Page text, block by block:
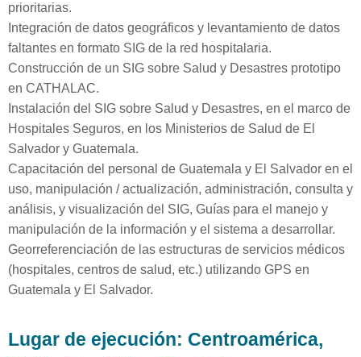
prioritarias.
Integración de datos geográficos y levantamiento de datos
faltantes en formato SIG de la red hospitalaria.
Construcción de un SIG sobre Salud y Desastres prototipo
en CATHALAC.
Instalación del SIG sobre Salud y Desastres, en el marco de
Hospitales Seguros, en los Ministerios de Salud de El
Salvador y Guatemala.
Capacitación del personal de Guatemala y El Salvador en el
uso, manipulación / actualización, administración, consulta y
análisis, y visualización del SIG, Guías para el manejo y
manipulación de la información y el sistema a desarrollar.
Georreferenciación de las estructuras de servicios médicos
(hospitales, centros de salud, etc.) utilizando GPS en
Guatemala y El Salvador.
Lugar de ejecución: Centroamérica,